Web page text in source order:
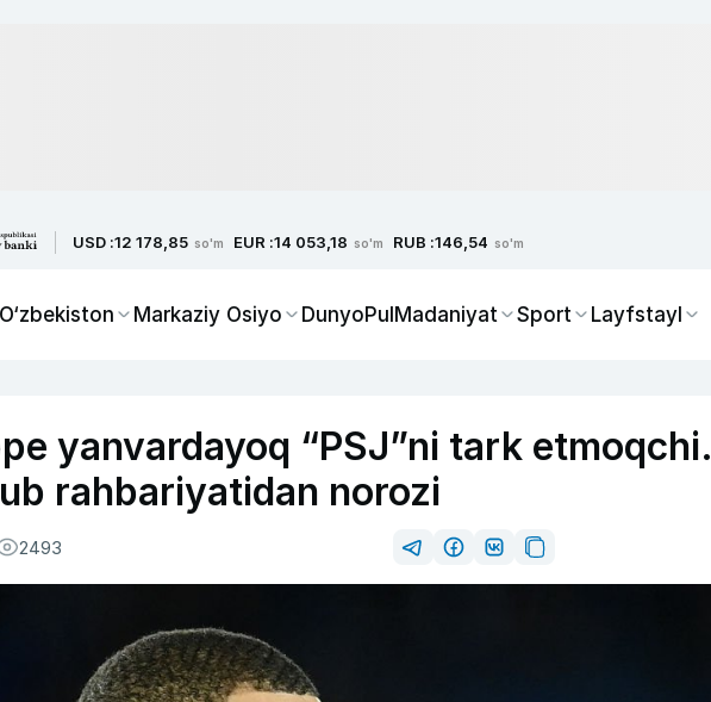
USD :12 178,85 so'm EUR :14 053,18 so'm RUB :146,54 so'm
O‘zbekiston Markaziy Osiyo DunyoPulMadaniyat Sport Layfstayl
yanvardayoq “PSJ”ni tark etmoqchi.
rahbariyatidan norozi
2493